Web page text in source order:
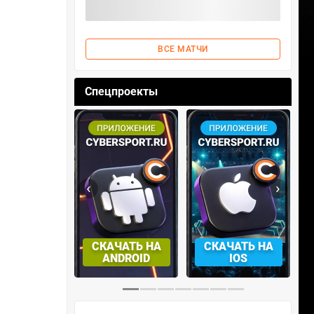
ВСЕ МАТЧИ
Спецпроекты
СКАЧАТЬ НА
IOS
СМОТРЕТЬ
‹ ›